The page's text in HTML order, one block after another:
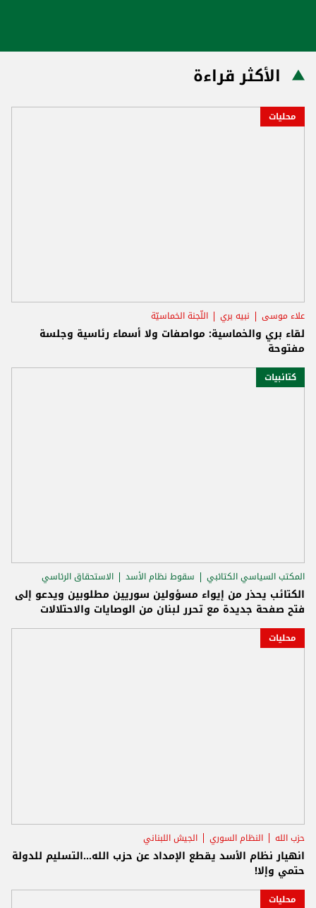
الأكثر قراءة
محليات
علاء موسى نبيه بري اللّجنة الخماسيّة
لقاء بري والخماسية: مواصفات ولا أسماء رئاسية وجلسة
مفتوحة
كتائبيات
المكتب السياسي الكتائبي سقوط نظام الأسد الاستحقاق الرئاسي
الكتائب يحذر من إيواء مسؤولين سوريين مطلوبين ويدعو إلى
فتح صفحة جديدة مع تحرر لبنان من الوصايات والاحتلالات
محليات
حزب الله النظام السوري الجيش اللبناني
انهيار نظام الأسد يقطع الإمداد عن حزب الله...التسليم للدولة
حتمي وإلا!
محليات